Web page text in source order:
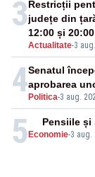
3
Actualitate-3
Restricții
județe din
12:00 și 20:00
4 Politica-3 aug.
Senatul
aprobarea
5 Economie-3 aug.
Pensiile și